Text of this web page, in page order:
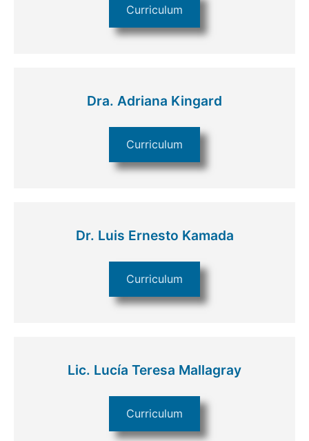
Curriculum
Dra. Adriana Kingard
Curriculum
Dr. Luis Ernesto Kamada
Curriculum
Lic. Lucía Teresa Mallagray
Curriculum